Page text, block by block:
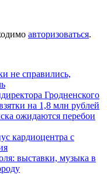
авторизоваться.
не справились,
Гродненского
на 1,8 млн рублей
ожидаются перебои
кардиоцентра с
выставки, музыка в